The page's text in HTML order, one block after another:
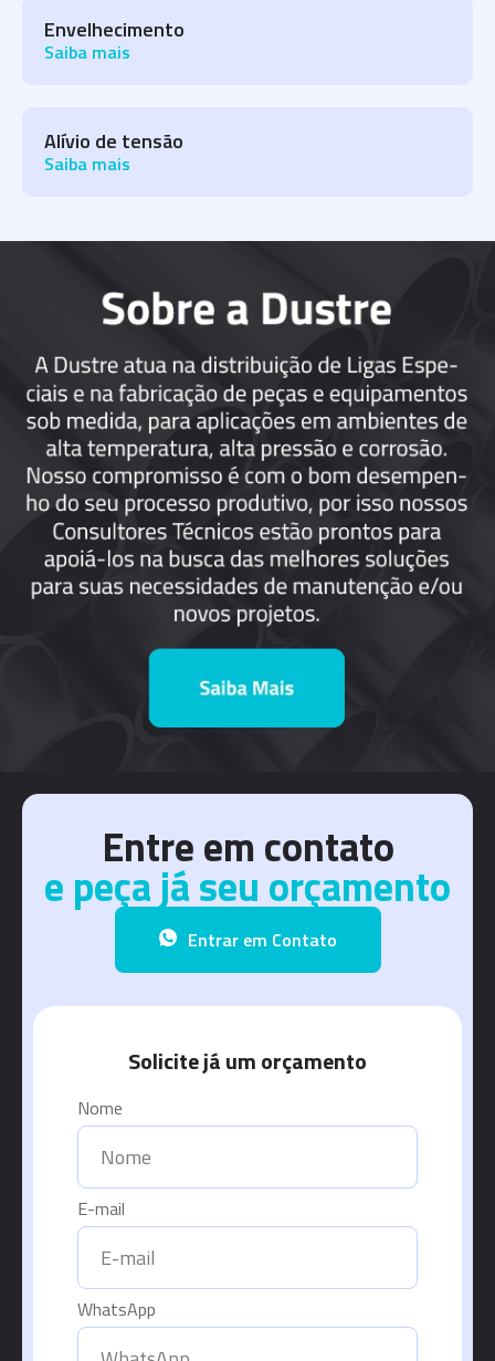
Envelhecimento
Saiba mais
Alívio de tensão
Saiba mais
Entre em contato
e peça já seu orçamento
Entrar em Contato
Solicite já um orçamento
Nome
E-mail
WhatsApp